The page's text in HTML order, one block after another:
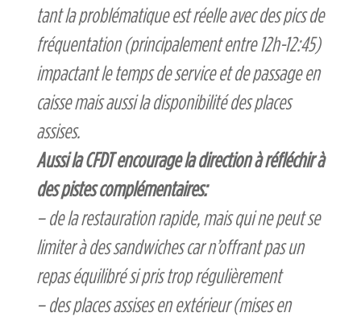
tant la problématique est réelle avec des pics de
fréquentation (principalement entre 12h-12:45)
impactant le temps de service et de passage en
caisse mais aussi la disponibilité des places
assises.
Aussi la CFDT encourage la direction à réfléchir à
des pistes complémentaires:
– de la restauration rapide, mais qui ne peut se
limiter à des sandwiches car n’offrant pas un
repas équilibré si pris trop régulièrement
– des places assises en extérieur (mises en